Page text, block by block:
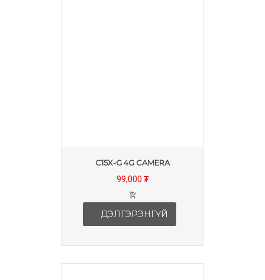
C15X-G 4G CAMERA
99,000 ₮
ДЭЛГЭРЭНГҮЙ